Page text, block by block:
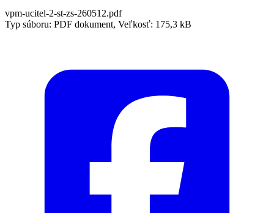
vpm-ucitel-2-st-zs-260512.pdf
Typ súboru: PDF dokument, Veľkosť: 175,3 kB